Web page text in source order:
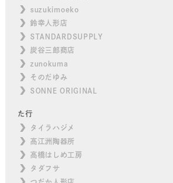
suzukimoeko
鈴幸人形店
STANDARDSUPPLY
炭谷三郎商店
zunokuma
そのだゆみ
SONNE ORIGINAL
た行
タイラハジメ
高江洲陶器所
高橋はしめ工房
タダフサ